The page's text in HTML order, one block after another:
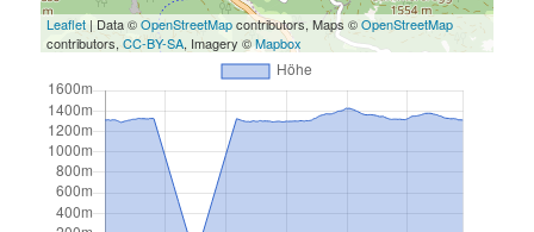
Leaflet | Data ©OpenStreetMapcontributors, Maps ©OpenStreetMap
contributors,CC-BY-SA, Imagery ©Mapbox